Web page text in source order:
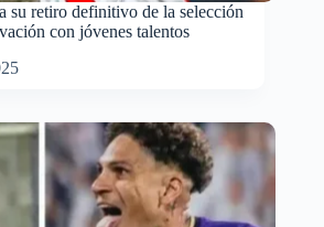
su retiro definitivo de la selección
con jóvenes talentos